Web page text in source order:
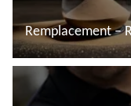
Remplacement –
En savoir plus